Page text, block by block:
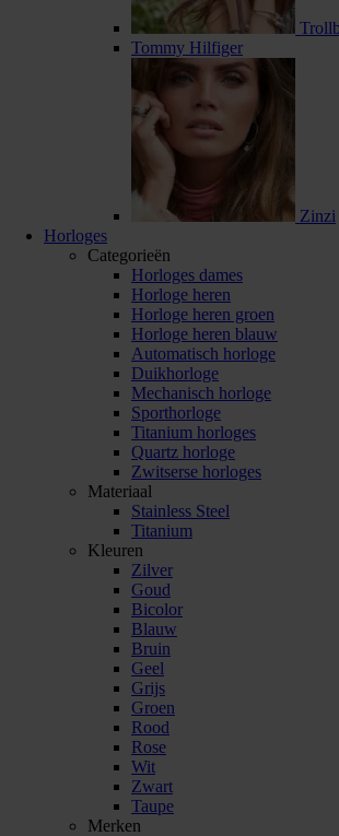
Tommy Hilfiger
Zinzi
Horloges
Categorieën
Horloges dames
Horloge heren
Horloge heren groen
Horloge heren blauw
Automatisch horloge
Duikhorloge
Mechanisch horloge
Sporthorloge
Titanium horloges
Quartz horloge
Zwitserse horloges
Materiaal
Stainless Steel
Titanium
Kleuren
Zilver
Goud
Bicolor
Blauw
Bruin
Geel
Grijs
Groen
Rood
Rose
Wit
Zwart
Taupe
Merken